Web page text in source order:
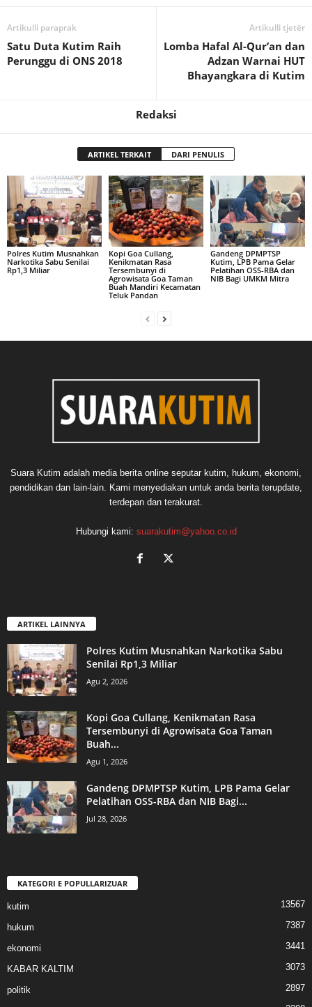
Artikulli paraprak
Satu Duta Kutim Raih
Perunggu di ONS 2018
Artikulli tjetër
Lomba Hafal Al-Qur’an dan
Adzan Warnai HUT
Bhayangkara di Kutim
Redaksi
ARTIKEL TERKAIT DARI PENULIS
Polres Kutim Musnahkan
Narkotika Sabu Senilai
Rp1,3 Miliar
Kopi Goa Cullang,
Kenikmatan Rasa
Tersembunyi di
Agrowisata Goa Taman
Buah Mandiri Kecamatan
Teluk Pandan
Gandeng DPMPTSP
Kutim, LPB Pama Gelar
Pelatihan OSS-RBA dan
NIB Bagi UMKM Mitra
Suara Kutim adalah media berita online seputar kutim, hukum, ekonomi,
pendidikan dan lain-lain. Kami menyediakan untuk anda berita terupdate,
terdepan dan terakurat.
Hubungi kami: suarakutim@yahoo.co.id
ARTIKEL LAINNYA
Polres Kutim Musnahkan Narkotika Sabu
Senilai Rp1,3 Miliar
Agu 2, 2026
Kopi Goa Cullang, Kenikmatan Rasa
Tersembunyi di Agrowisata Goa Taman
Buah...
Agu 1, 2026
Gandeng DPMPTSP Kutim, LPB Pama Gelar
Pelatihan OSS-RBA dan NIB Bagi...
Jul 28, 2026
KATEGORI E POPULLARIZUAR
kutim 13567
hukum 7387
ekonomi 3441
KABAR KALTIM 3073
politik 2897